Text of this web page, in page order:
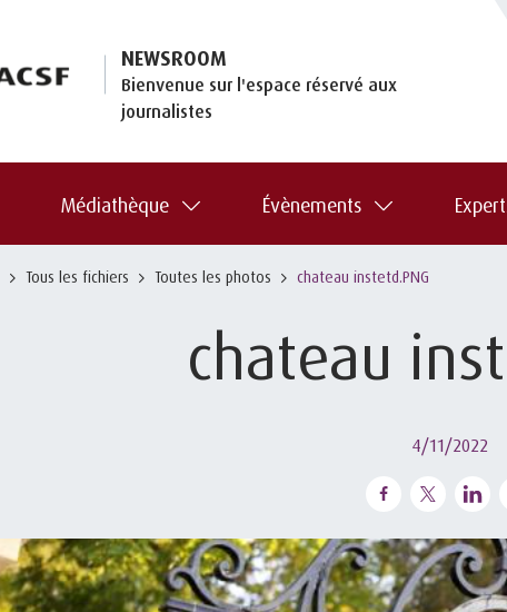
NEWSROOM
Bienvenue sur l'espace réservé aux
journalistes
Médiathèque Évènements
Tous les fichiers Toutes les photos chateau instetd.PNG
chateau
4/11/2022